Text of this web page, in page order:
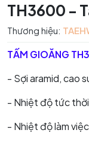
TH3600 -
Thương hiệu:
TẤM GIOĂNG
- Sợi aramid, cao
- Nhiệt độ tức
- Nhiệt độ làm